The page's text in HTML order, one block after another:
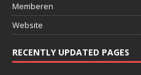
Memberen
Website
RECENTLY UPDATED PAGES